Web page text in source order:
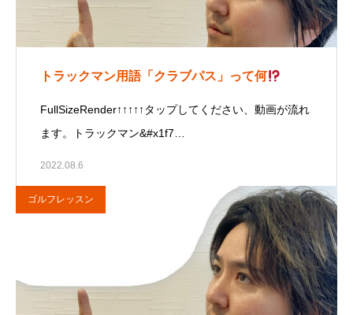
トラックマン用語「クラブパス」って何
FullSizeRender↑↑↑↑↑タップしてください、動画が流れ
ます。トラックマン&#x1f7…
2022.08.6
ゴルフレッスン